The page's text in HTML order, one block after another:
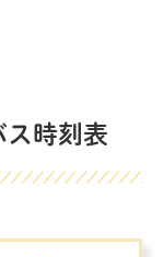
ス時刻表